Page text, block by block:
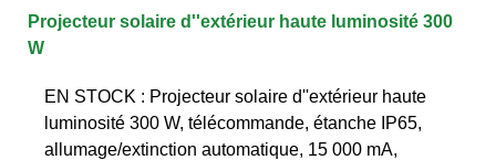
Projecteur solaire d''extérieur haute luminosité 300
W
EN STOCK : Projecteur solaire d''extérieur haute
luminosité 300 W, télécommande, étanche IP65,
allumage/extinction automatique, 15 000 mA,